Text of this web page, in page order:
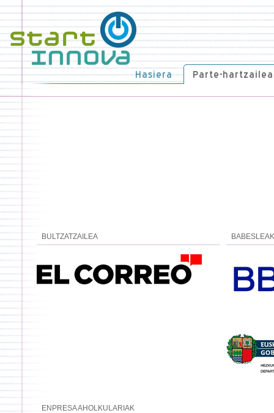
Hasiera Parte-
BULTZATZAILEA BABESLEAK
ENPRESA AHOLKULARIAK